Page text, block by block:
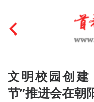
首页
文明创建
文明校园创
节”推进会在朝